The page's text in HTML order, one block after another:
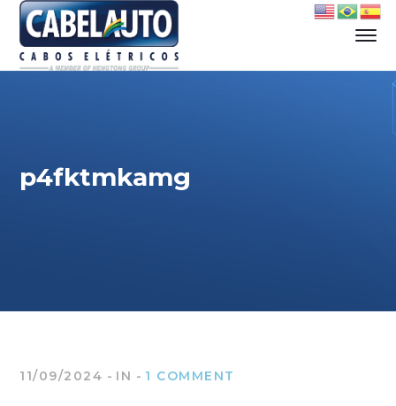
p4fktmkamg
11/09/2024 IN 1 COMMENT